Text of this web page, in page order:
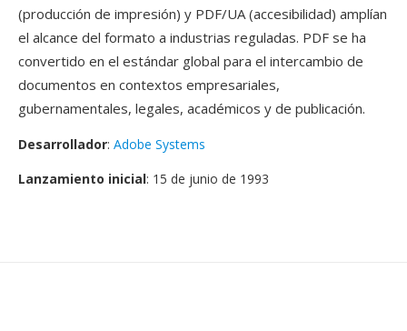
(producción de impresión) y PDF/UA (accesibilidad) amplían
el alcance del formato a industrias reguladas. PDF se ha
convertido en el estándar global para el intercambio de
documentos en contextos empresariales,
gubernamentales, legales, académicos y de publicación.
Desarrollador: Adobe Systems
Lanzamiento inicial: 15 de junio de 1993